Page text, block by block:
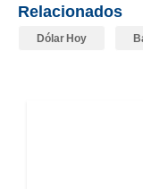
Relacionados
Dólar Hoy